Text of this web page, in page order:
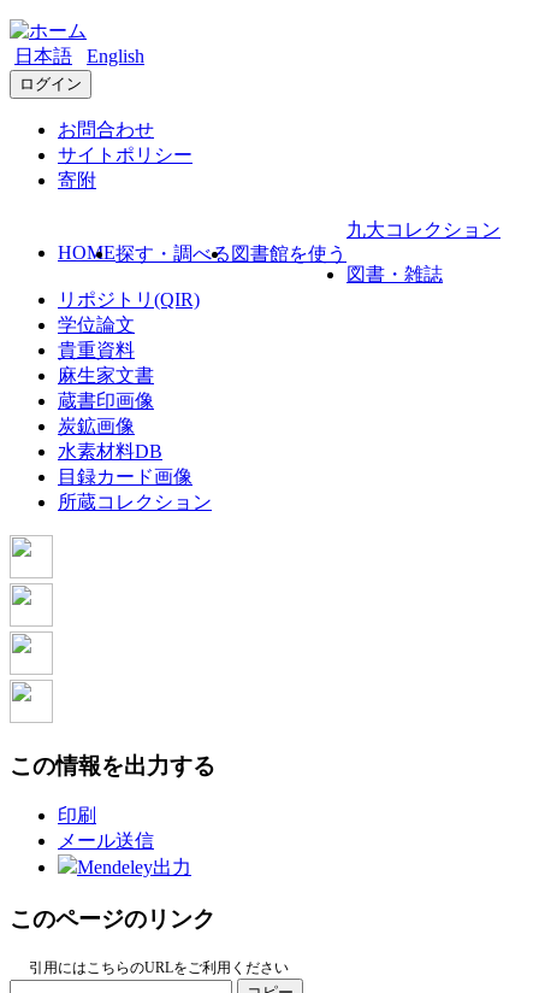
日本語 English
ログイン
お問合わせ
サイトポリシー
寄附
HOME探す・調べる 図書館を使う
九大コレクション
図書・雑誌
リポジトリ(QIR)
学位論文
貴重資料
麻生家文書
蔵書印画像
炭鉱画像
水素材料DB
目録カード画像
所蔵コレクション
この情報を出力する
印刷
メール送信
Mendeley出力
このページのリンク
引用にはこちらのURLをご利用ください